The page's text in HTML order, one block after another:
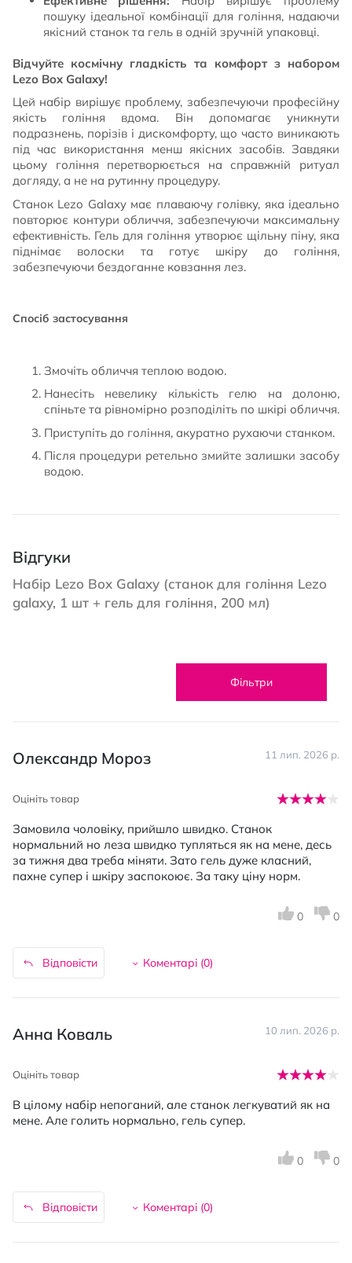
пошуку ідеальної комбінації для гоління, надаючи
якісний станок та гель в одній зручній упаковці.
Відчуйте космічну гладкість та комфорт з набором
Lezo Box Galaxy!
Цей набір вирішує проблему, забезпечуючи професійну
якість гоління вдома. Він допомагає уникнути
подразнень, порізів і дискомфорту, що часто виникають
під час використання менш якісних засобів. Завдяки
цьому гоління перетворюється на справжній ритуал
догляду, а не на рутинну процедуру.
Станок Lezo Galaxy має плаваючу голівку, яка ідеально
повторює контури обличчя, забезпечуючи максимальну
ефективність. Гель для гоління утворює щільну піну, яка
піднімає волоски та готує шкіру до гоління,
забезпечуючи бездоганне ковзання лез.
Спосіб застосування
Змочіть обличчя теплою водою.
Нанесіть невелику кількість гелю на долоню,
спіньте та рівномірно розподіліть по шкірі обличчя.
Приступіть до гоління, акуратно рухаючи станком.
Після процедури ретельно змийте залишки засобу
водою.
Відгуки
Набір Lezo Box Galaxy (станок для гоління Lezo
galaxy, 1 шт + гель для гоління, 200 мл)
Фільтри
Олександр Мороз 11 лип. 2026 р.
Оцініть товар
Замовила чоловіку, прийшло швидко. Станок
нормальний но леза швидко тупляться як на мене, десь
за тижня два треба міняти. Зато гель дуже класний,
пахне супер і шкіру заспокоює. За таку ціну норм.
Відповісти Коментарі (0)
0 0
Анна Коваль 10 лип. 2026 р.
Оцініть товар
В цілому набір непоганий, але станок легкуватий як на
мене. Але голить нормально, гель супер.
Відповісти Коментарі (0)
0 0